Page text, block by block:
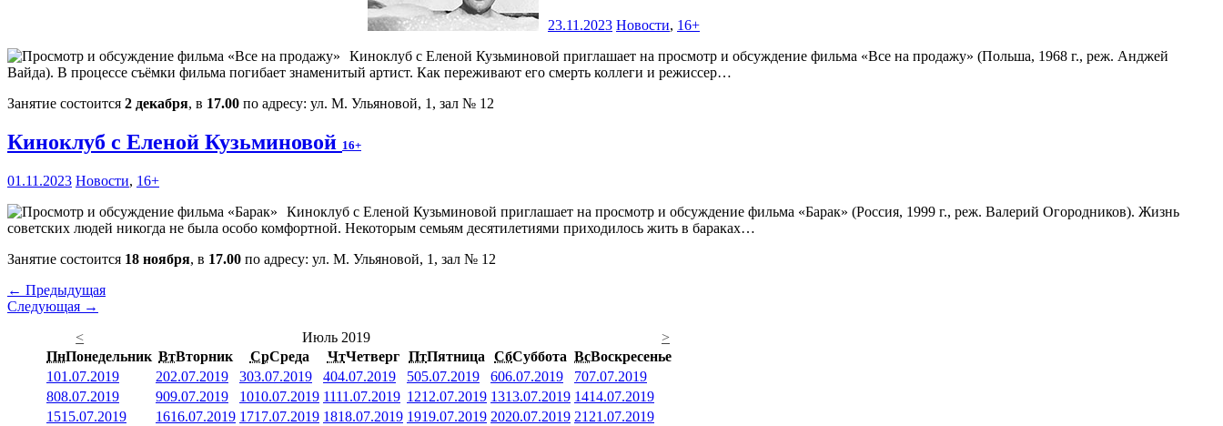
23.11.2023 Новости, 16+
Киноклуб с Еленой Кузьминовой приглашает на просмотр и обсуждение фильма «Все на продажу» (Польша, 1968 г., реж. Анджей
Вайда). В процессе съёмки фильма погибает знаменитый артист. Как переживают его смерть коллеги и режиссер…
Занятие состоится 2 декабря, в 17.00 по адресу: ул. М. Ульяновой, 1, зал № 12
Киноклуб с Еленой Кузьминовой 16+
01.11.2023 Новости, 16+
Киноклуб с Еленой Кузьминовой приглашает на просмотр и обсуждение фильма «Барак» (Россия, 1999 г., реж. Валерий Огородников). Жизнь
советских людей никогда не была особо комфортной. Некоторым семьям десятилетиями приходилось жить в бараках…
Занятие состоится 18 ноября, в 17.00 по адресу: ул. М. Ульяновой, 1, зал № 12
← Предыдущая
Следующая →
<
Июль 2019
>
ПнПонедельник ВтВторник СрСреда ЧтЧетверг ПтПятница СбСуббота ВсВоскресенье
101.07.2019 202.07.2019 303.07.2019 404.07.2019 505.07.2019 606.07.2019 707.07.2019
808.07.2019 909.07.2019 1010.07.2019 1111.07.2019 1212.07.2019 1313.07.2019 1414.07.2019
1515.07.2019 1616.07.2019 1717.07.2019 1818.07.2019 1919.07.2019 2020.07.2019 21 21.07.2019